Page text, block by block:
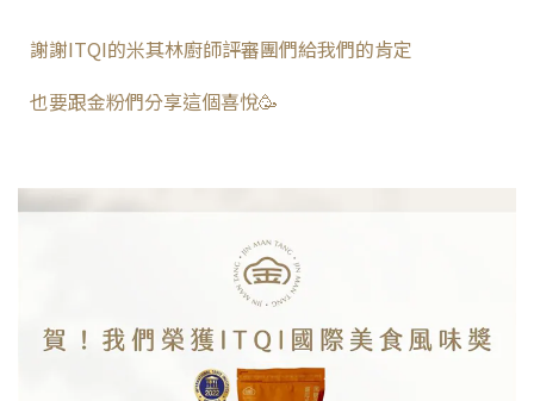
謝謝ITQI的米其林廚師評審團們給我們的肯定
也要跟金粉們分享這個喜悅🥳